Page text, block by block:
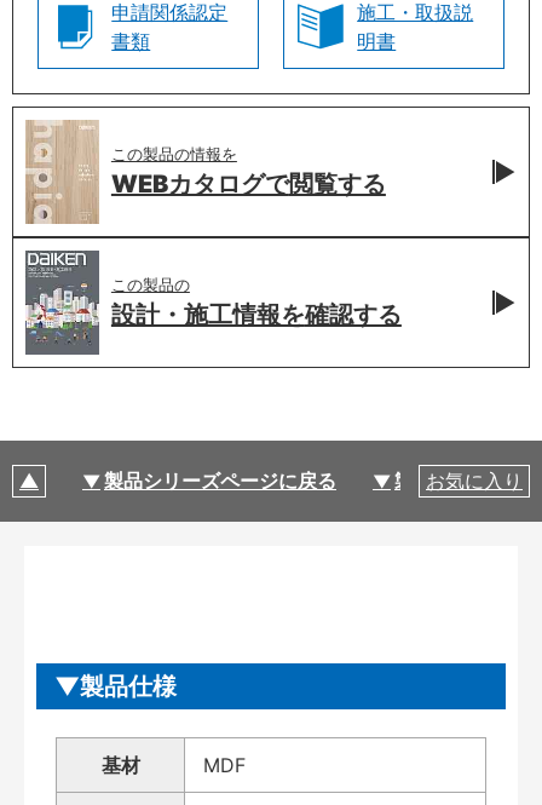
申請関係認定
書類
施工・取扱説
明書
この製品の情報を
WEBカタログで閲覧する
この製品の
設計・施工情報を確認する
製品シリーズページに戻る 製品仕様
お気に入り
製品仕様
基材 MDF